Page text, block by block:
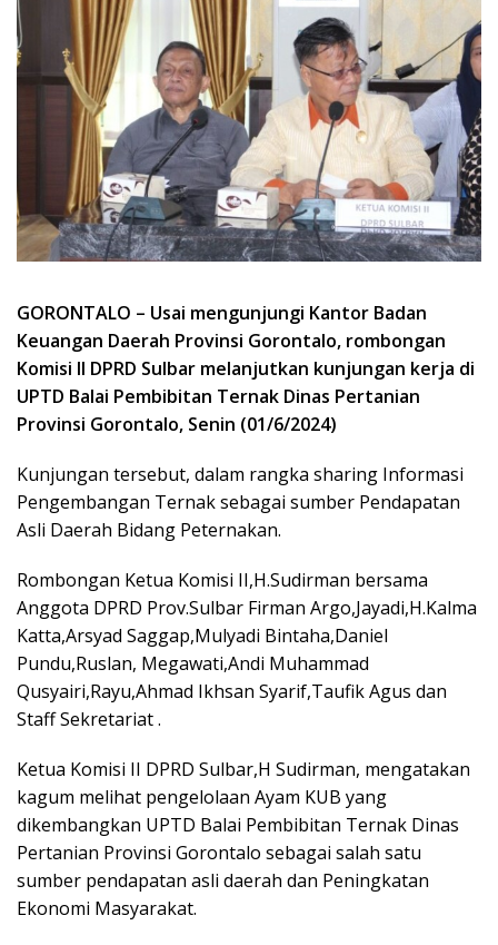
GORONTALO – Usai mengunjungi Kantor Badan
Keuangan Daerah Provinsi Gorontalo, rombongan
Komisi II DPRD Sulbar melanjutkan kunjungan kerja di
UPTD Balai Pembibitan Ternak Dinas Pertanian
Provinsi Gorontalo, Senin (01/6/2024)
Kunjungan tersebut, dalam rangka sharing Informasi
Pengembangan Ternak sebagai sumber Pendapatan
Asli Daerah Bidang Peternakan.
Rombongan Ketua Komisi II,H.Sudirman bersama
Anggota DPRD Prov.Sulbar Firman Argo,Jayadi,H.Kalma
Katta,Arsyad Saggap,Mulyadi Bintaha,Daniel
Pundu,Ruslan, Megawati,Andi Muhammad
Qusyairi,Rayu,Ahmad Ikhsan Syarif,Taufik Agus dan
Staff Sekretariat .
Ketua Komisi II DPRD Sulbar,H Sudirman, mengatakan
kagum melihat pengelolaan Ayam KUB yang
dikembangkan UPTD Balai Pembibitan Ternak Dinas
Pertanian Provinsi Gorontalo sebagai salah satu
sumber pendapatan asli daerah dan Peningkatan
Ekonomi Masyarakat.